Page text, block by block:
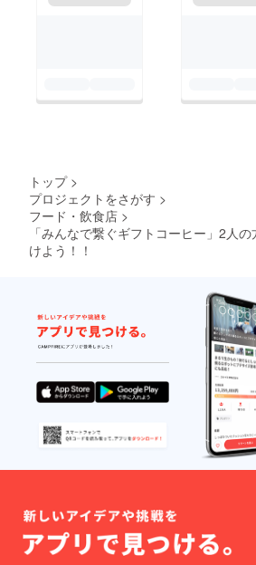
トップ >
プロジェクトをさがす >
フード・飲食店 >
「みんなで繋ぐギフトコーヒー」2人
けよう！！